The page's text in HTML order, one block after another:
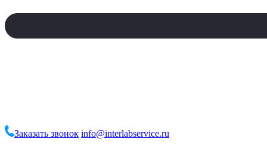
Заказать звонок info@interlabservice.ru